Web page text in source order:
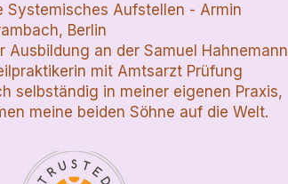
Systemisches Aufstellen - Armin
Berlin
Ausbildung an der Samuel Hahnemann
mit Amtsarzt Prüfung​​​
selbständig in meiner eigenen Praxis,
meine beiden Söhne auf die Welt.